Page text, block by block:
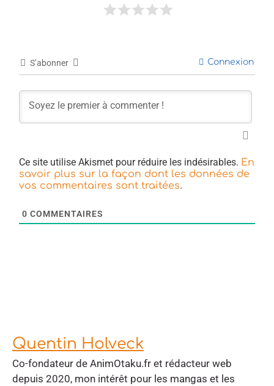
S’abonner Connexion
Ce site utilise Akismet pour réduire les indésirables. En
savoir plus sur la façon dont les données de
vos commentaires sont traitées.
0 COMMENTAIRES
Quentin Holveck
Co-fondateur de AnimOtaku.fr et rédacteur web
depuis 2020, mon intérêt pour les mangas et les